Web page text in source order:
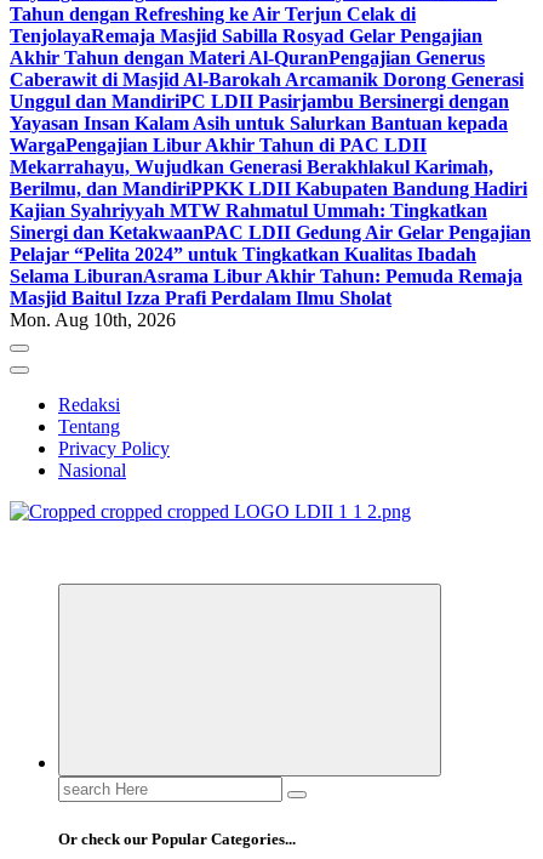
Tahun dengan Refreshing ke Air Terjun Celak di
TenjolayaRemaja Masjid Sabilla Rosyad Gelar Pengajian
Akhir Tahun dengan Materi Al-QuranPengajian Generus
Caberawit di Masjid Al-Barokah Arcamanik Dorong Generasi
Unggul dan MandiriPC LDII Pasirjambu Bersinergi dengan
Yayasan Insan Kalam Asih untuk Salurkan Bantuan kepada
WargaPengajian Libur Akhir Tahun di PAC LDII
Mekarrahayu, Wujudkan Generasi Berakhlakul Karimah,
Berilmu, dan MandiriPPKK LDII Kabupaten Bandung Hadiri
Kajian Syahriyyah MTW Rahmatul Ummah: Tingkatkan
Sinergi dan KetakwaanPAC LDII Gedung Air Gelar Pengajian
Pelajar “Pelita 2024” untuk Tingkatkan Kualitas Ibadah
Selama LiburanAsrama Libur Akhir Tahun: Pemuda Remaja
Masjid Baitul Izza Prafi Perdalam Ilmu Sholat
Mon. Aug 10th, 2026
Redaksi
Tentang
Privacy Policy
Nasional
Search
for:
Or check our Popular Categories...